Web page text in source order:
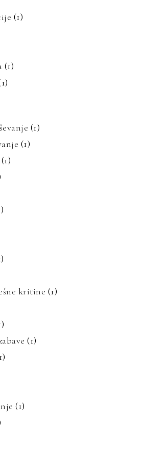
(1)
(1)
(1)
(1)
(1)
kritine (1)
(1)
(1)